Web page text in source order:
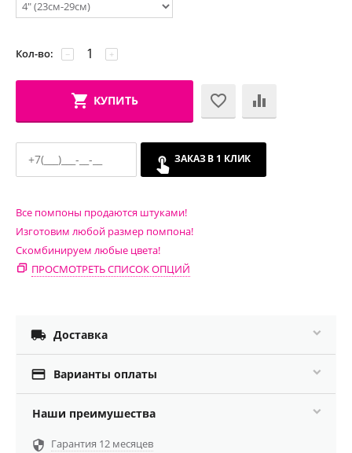
Кол-во: +
−
КУПИТЬ
ЗАКАЗ В 1 КЛИК
Все помпоны продаются штуками!
Изготовим любой размер помпона!
Скомбинируем любые цвета!
ПРОСМОТРЕТЬ СПИСОК ОПЦИЙ
 Доставка
 Варианты оплаты
Наши преимушества
 Гарантия 12 месяцев